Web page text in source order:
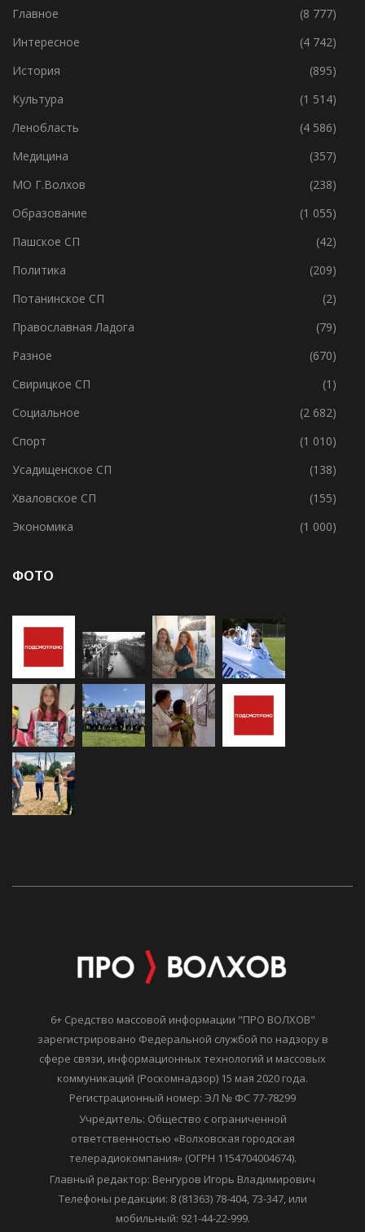
Главное
(8 777)
Интересное
(4 742)
История
(895)
Культура
(1 514)
Ленобласть
(4 586)
Медицина
(357)
МО Г.Волхов
(238)
Образование
(1 055)
Пашское СП
(42)
Политика
(209)
Потанинское СП
(2)
Православная Ладога
(79)
Разное
(670)
Свирицкое СП
(1)
Социальное
(2 682)
Спорт
(1 010)
Усадищенское СП
(138)
Хваловское СП
(155)
Экономика
(1 000)
ФОТО
6+ Средство массовой информации "ПРО ВОЛХОВ"
зарегистрировано Федеральной службой по надзору в
сфере связи, информационных технологий и массовых
коммуникаций (Роскомнадзор) 15 мая 2020 года.
Регистрационный номер: ЭЛ № ФС 77-78299
Учредитель: Общество с ограниченной
ответственностью «Волховская городская
телерадиокомпания» (ОГРН 1154704004674).
Главный редактор: Венгуров Игорь Владимирович
Телефоны редакции: 8 (81363) 78-404, 73-347, или
мобильный: 921-44-22-999.